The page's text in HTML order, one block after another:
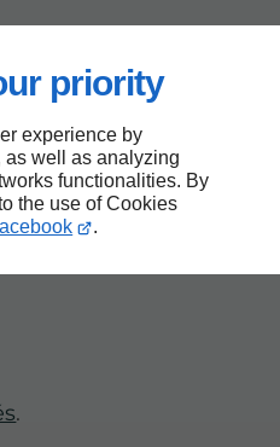
priority
experience by
as well as analyzing
functionalities. By
the use of Cookies
.
.